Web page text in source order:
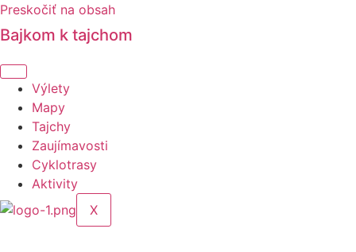
Preskočiť na obsah
Bajkom k tajchom
Výlety
Mapy
Tajchy
Zaujímavosti
Cyklotrasy
Aktivity
X